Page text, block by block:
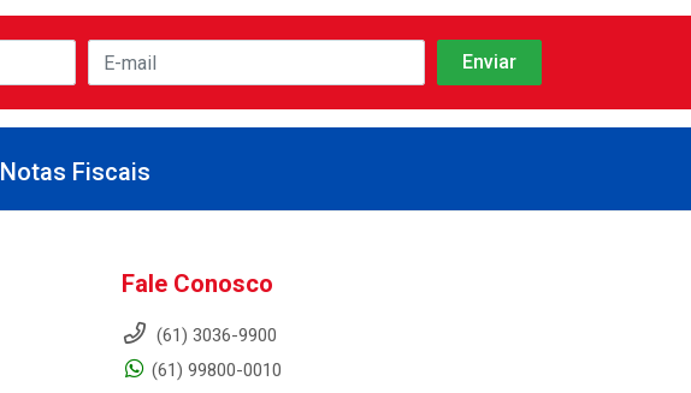
Notas Fiscais
Fale Conosco
(61) 3036-9900
(61) 99800-0010